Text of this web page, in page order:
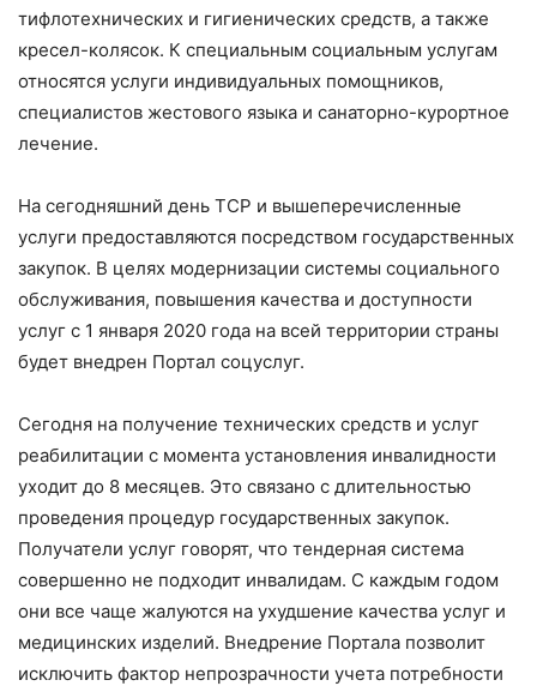
тифлотехнических и гигиенических средств, а также
кресел-колясок. К специальным социальным услугам
относятся услуги индивидуальных помощников,
специалистов жестового языка и санаторно-курортное
лечение.
На сегодняшний день ТСР и вышеперечисленные
услуги предоставляются посредством государственных
закупок. В целях модернизации системы социального
обслуживания, повышения качества и доступности
услуг с 1 января 2020 года на всей территории страны
будет внедрен Портал соцуслуг.
Сегодня на получение технических средств и услуг
реабилитации с момента установления инвалидности
уходит до 8 месяцев. Это связано с длительностью
проведения процедур государственных закупок.
Получатели услуг говорят, что тендерная система
совершенно не подходит инвалидам. С каждым годом
они все чаще жалуются на ухудшение качества услуг и
медицинских изделий. Внедрение Портала позволит
исключить фактор непрозрачности учета потребности